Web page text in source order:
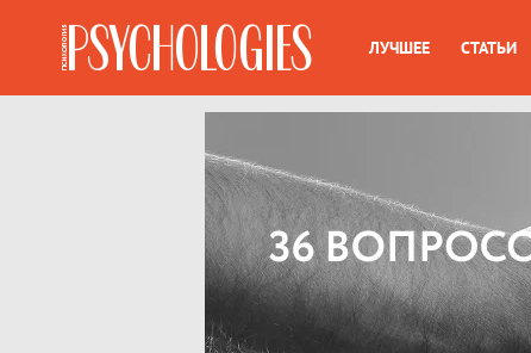
ЛУЧШЕЕ СТАТЬИ